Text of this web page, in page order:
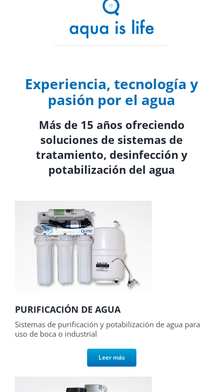
Experiencia, tecnología y
pasión por el agua
Más de 15 años ofreciendo
soluciones de sistemas de
tratamiento, desinfección y
potabilización del agua
PURIFICACIÓN DE AGUA
Sistemas de purificación y potabilización de agua para
uso de boca o industrial
Leer más